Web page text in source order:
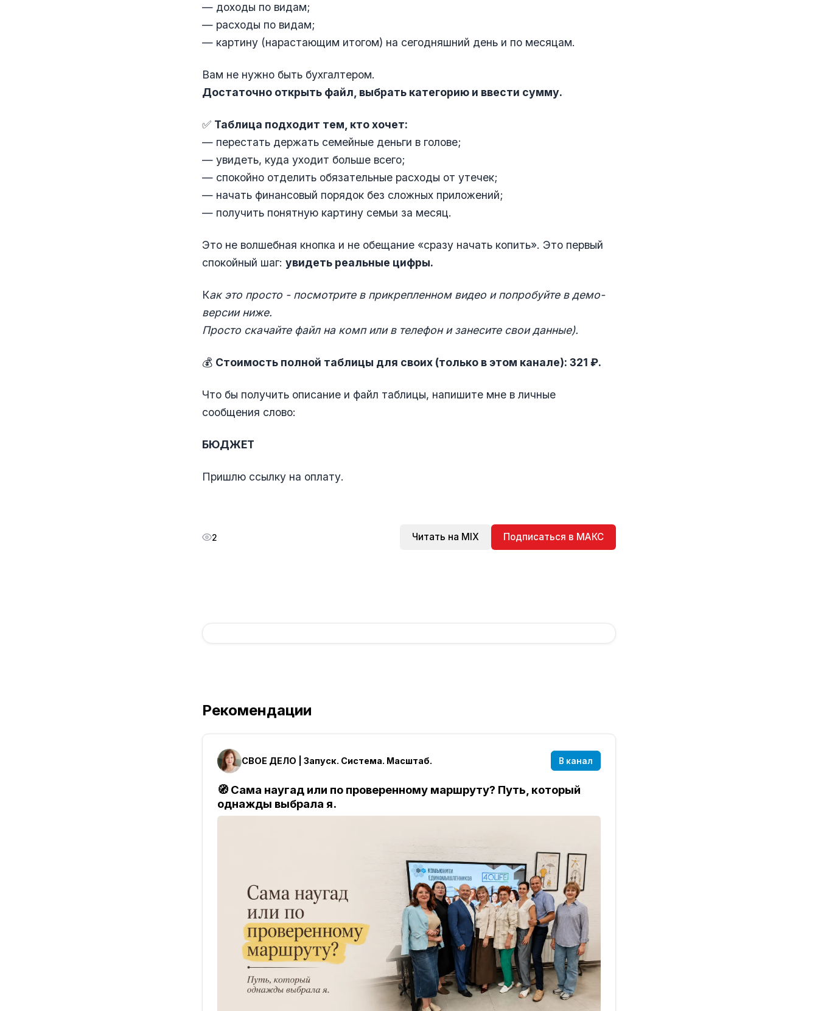
— доходы по видам;
— расходы по видам;
— картину (нарастающим итогом) на сегодняшний день и по месяцам.
Вам не нужно быть бухгалтером.
Достаточно открыть файл, выбрать категорию и ввести сумму.
✅ Таблица подходит тем, кто хочет:
— перестать держать семейные деньги в голове;
— увидеть, куда уходит больше всего;
— спокойно отделить обязательные расходы от утечек;
— начать финансовый порядок без сложных приложений;
— получить понятную картину семьи за месяц.
Это не волшебная кнопка и не обещание «сразу начать копить». Это первый
спокойный шаг: увидеть реальные цифры.
Как это просто - посмотрите в прикрепленном видео и попробуйте в демо-
версии ниже.
Просто скачайте файл на комп или в телефон и занесите свои данные).
💰 Стоимость полной таблицы для своих (только в этом канале): 321 ₽.
Что бы получить описание и файл таблицы, напишите мне в личные
сообщения слово:
БЮДЖЕТ
Пришлю ссылку на оплату.
2 Читать на MIX Подписаться в МАКС
Рекомендации
СВОЕ ДЕЛО | Запуск. Система. Масштаб. В канал
🧭 Сама наугад или по проверенному маршруту? Путь, который
однажды выбрала я.